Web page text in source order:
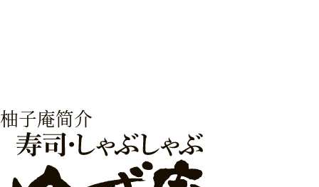
柚子庵简介